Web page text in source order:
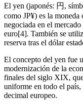
El yen (japonés: 円,
como JP¥) es la moneda
negociada en el
euro[4]. También se
reserva tras el dólar
El concepto del yen fue
modernización de la
finales del siglo XIX,
uniforme en todo el
decimal europeo.